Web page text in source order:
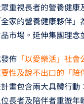
重視長者的營養健
家的營養健康夥伴
市場。延伸集團理念
佈「以愛樂活」社會
性及說不出口的「陪
計畫包含兩大具體行
長者及陪伴者重遊